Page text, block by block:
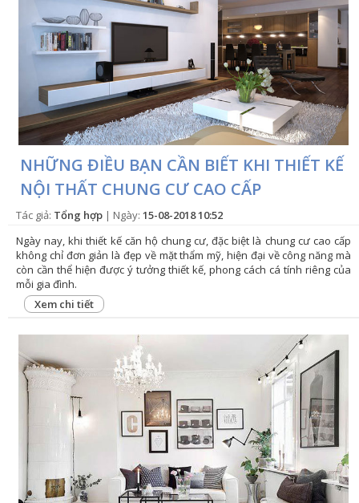
NHỮNG ĐIỀU BẠN CẦN BIẾT KHI THIẾT KẾ
NỘI THẤT CHUNG CƯ CAO CẤP
Tác giả: Tổng hợp | Ngày: 15-08-2018 10:52
Ngày nay, khi thiết kế căn hộ chung cư, đặc biệt là chung cư cao cấp
không chỉ đơn giản là đẹp về mặt thẩm mỹ, hiện đại về công năng mà
còn cần thể hiện được ý tưởng thiết kế, phong cách cá tính riêng của
mỗi gia đình.
Xem chi tiết